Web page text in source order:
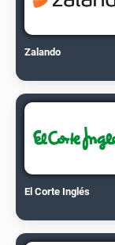
Zalando
El Corte Inglés